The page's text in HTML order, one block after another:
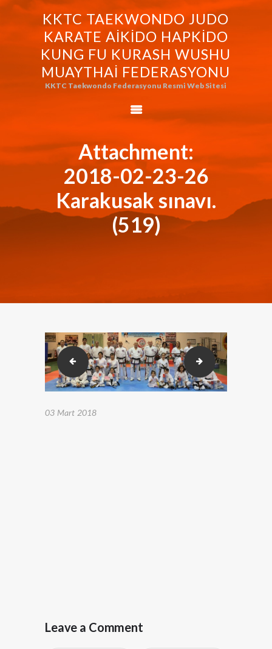
KKTC TAEKWONDO JUDO
KARATE AIKIDO HAPKIDO
KUNG FU KURASH WUSHU
MUAYTHAI FEDERASYONU
KKTC Taekwondo Federasyonu Resmi Web Sitesi
Attachment:
2018-02-23-26
Karakusak sınavı.
(519)
KKTC TAEKWONDO JUDO KARATE
AIKIDO HAPKIDO KUNG FU KURASH
WUSHU MUAYTHAI FEDERASYONU
KKTC Taekwondo Federasyonu Resmi Web Sitesi
FEDERASYONUMUZ
TAEKWONDO
FEDERASYONU
WORLD BUDO
MARTIALARTS
MOK-EZG-2000/2013
PHOTO GALLERY
2018-02-23-26 Karakusak sınavı. (518) 2018-02-23-26
03 Mart 2018
Leave a Comment